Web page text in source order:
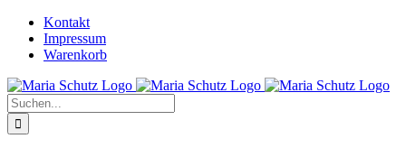
Zum
Inhalt
springen
YouTube
InstagramKontakt
Impressum
Warenkorb
Suche
nach: